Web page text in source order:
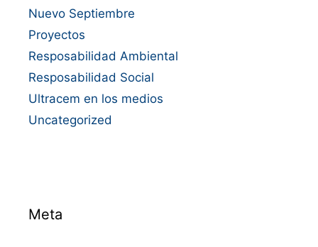
Nuevo Septiembre
Proyectos
Resposabilidad Ambiental
Resposabilidad Social
Ultracem en los medios
Uncategorized
Meta